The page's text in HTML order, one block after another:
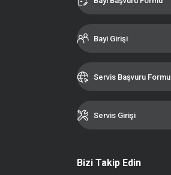
Bayi Girişi
Servis Başvuru Formu
Servis Girişi
Bizi Takip Edin